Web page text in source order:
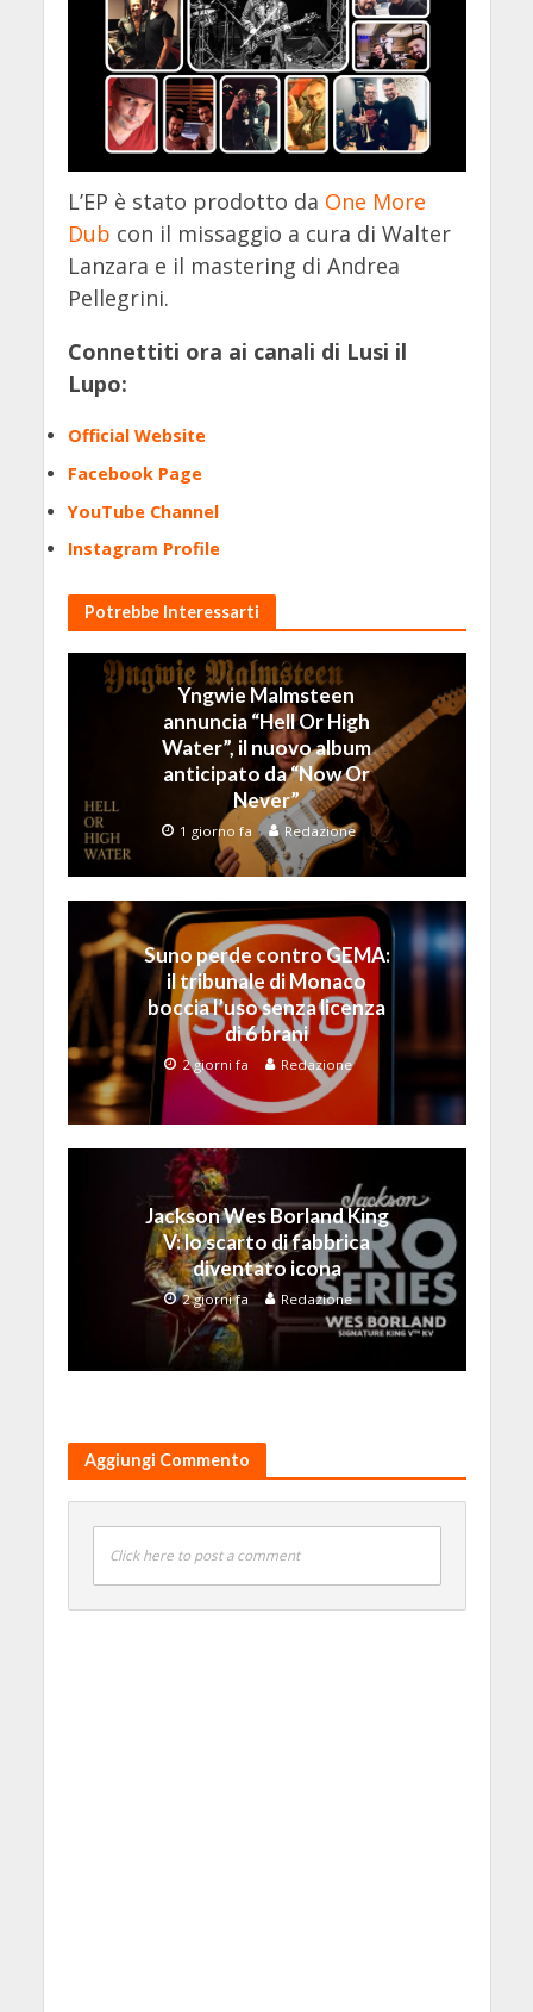
L’EP è stato prodotto da One More
Dub con il missaggio a cura di Walter
Lanzara e il mastering di Andrea
Pellegrini.
Connettiti ora ai canali di Lusi il
Lupo:
Official Website
Facebook Page
YouTube Channel
Instagram Profile
Potrebbe Interessarti
Yngwie Malmsteen
annuncia “Hell Or High
Water”, il nuovo album
anticipato da “Now Or
Never”
1 giorno fa Redazione
Suno perde contro GEMA:
il tribunale di Monaco
boccia l’uso senza licenza
di 6 brani
2 giorni fa Redazione
Jackson Wes Borland King
V: lo scarto di fabbrica
diventato icona
2 giorni fa Redazione
Aggiungi Commento
Click here to post a comment